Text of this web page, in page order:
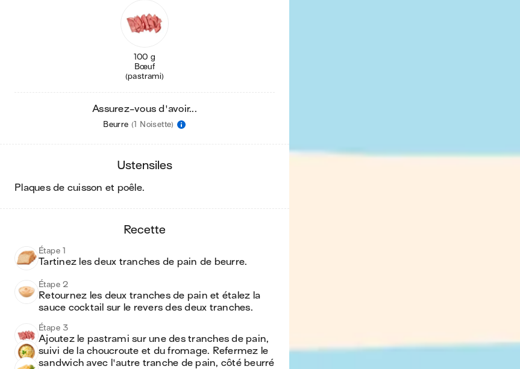
100 g
Bœuf
(pastrami)
Assurez-vous d'avoir...
Beurre (1 Noisette)
ustensiles
plaques de cuisson et poêle.
recette
Étape 1
Tartinez les deux tranches de pain de beurre.
Étape 2
Retournez les deux tranches de pain et étalez la
sauce cocktail sur le revers des deux tranches.
Étape 3
Ajoutez le pastrami sur une des tranches de pain,
suivi de la choucroute et du fromage. Refermez le
sandwich avec l'autre tranche de pain, côté beurré